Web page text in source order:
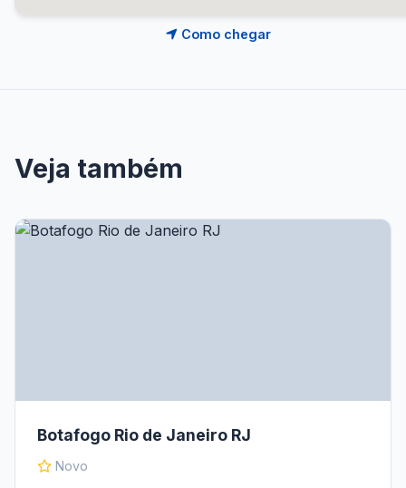
Como chegar
Veja também
Botafogo Rio de Janeiro RJ
Novo